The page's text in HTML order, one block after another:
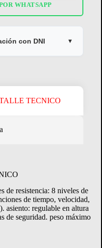
WHATSAPP
con DNI ▼
TECNICO
de resistencia: 8 niveles de
de tiempo, velocidad,
asiento: regulable en altura
de seguridad. peso máximo